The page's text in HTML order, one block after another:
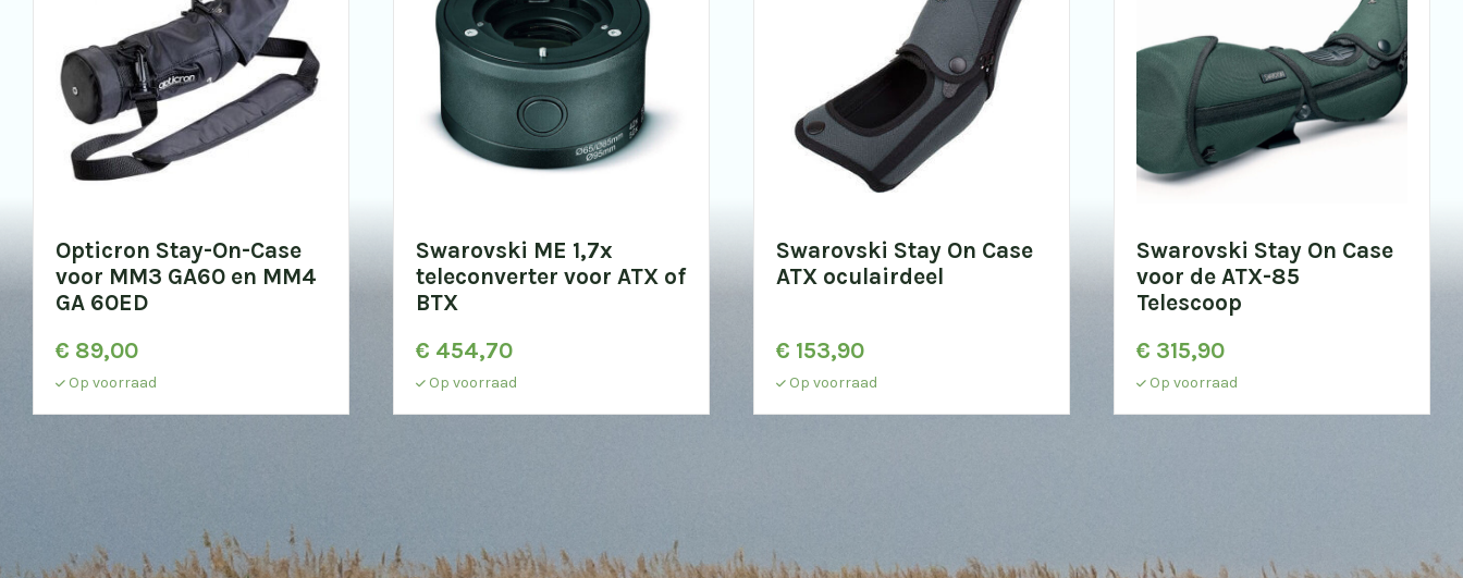
Opticron Stay-On-Case
voor MM3 GA60 en MM4
GA 60ED
€ 89,00
Op voorraad
Swarovski ME 1,7x
teleconverter voor ATX of
BTX
€ 454,70
Op voorraad
Swarovski Stay On Case
ATX oculairdeel
€ 153,90
Op voorraad
Swarovski Stay On Case
voor de ATX-85
Telescoop
€ 315,90
Op voorraad